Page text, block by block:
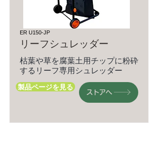
ER U150-JP
リーフシュレッダー
枯葉や草を腐葉土用チップに粉砕
するリーフ専用シュレッダー
製品ページを見る
ストアへ